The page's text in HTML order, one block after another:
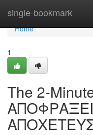
single-bookmark
Home
Home
1
The 2-